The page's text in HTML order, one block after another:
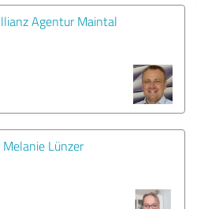
Agentur Maintal
Lünzer